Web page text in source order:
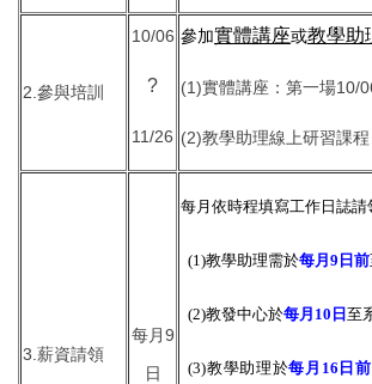
2.參與培訓
10/06
?
11/26
參加實體講座或教學助
(1)實體講座：第一場10/
(2)教學助理線上研習課
3.薪資請領
每月9
日
每月依時程填寫工作日誌請
(1)教學助理需於每月9日前
(2)教發中心於每月10日至
(3)教學助理於每月16日前